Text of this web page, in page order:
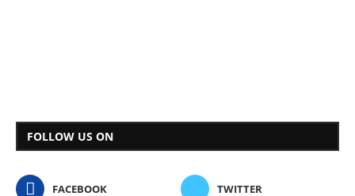
FOLLOW US ON
FACEBOOK TWITTER